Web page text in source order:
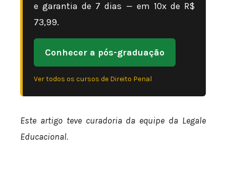
e garantia de 7 dias — em 10x de R$
73,99.
Conhecer a pós-graduação
Ver todos os cursos de Direito Penal
Este artigo teve curadoria da equipe da Legale
Educacional.